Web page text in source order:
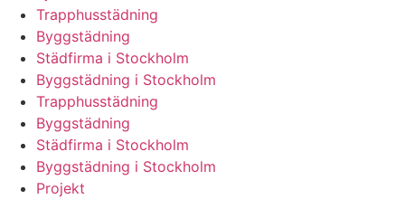
Trapphusstädning
Byggstädning
Städfirma i Stockholm
Byggstädning i Stockholm
Trapphusstädning
Byggstädning
Städfirma i Stockholm
Byggstädning i Stockholm
Projekt